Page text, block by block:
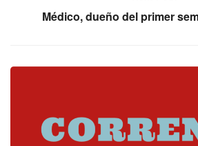
Médico, dueño del primer